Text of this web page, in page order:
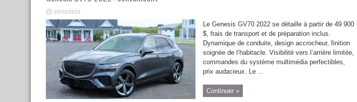
20/12/2021
Le Genesis GV70 2022 se détaille à partir de 49 900
$, frais de transport et de préparation inclus.
Dynamique de conduite, design accrocheur, finition
soignée de l’habitacle. Visibilité vers l’arrière limitée,
commandes du système multimédia perfectibles,
prix audacieux. Le ...
Continuer »